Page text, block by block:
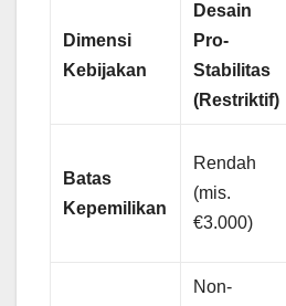
Dimensi
Kebijakan
Desain
Pro-
Stabilitas
(Restriktif)
Batas
Kepemilikan
Rendah
(mis.
€3.000)
Non-